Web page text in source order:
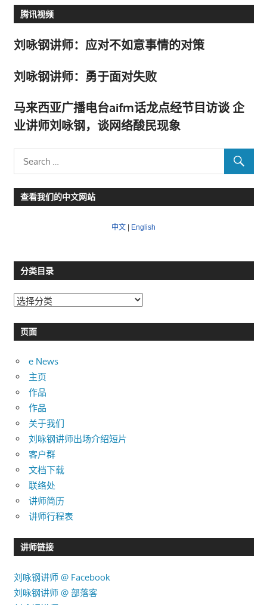
腾讯视频
刘咏钢讲师：应对不如意事情的对策
刘咏钢讲师：勇于面对失败
马来西亚广播电台aifm话龙点经节目访谈 企
业讲师刘咏钢，谈网络酸民现象
查看我们的中文网站
中文 English
分类目录
分
目页面
e News
主页
作品
作品
关于我们
刘咏钢讲师出场介绍短片
客户群
文档下载
联络处
讲师简历
讲师行程表
讲师链接
刘咏钢讲师 @ Facebook
刘咏钢讲师 @ 部落客